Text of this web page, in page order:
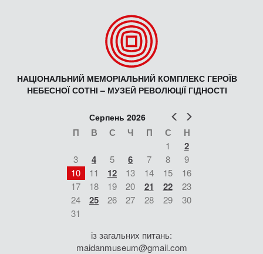
НАЦІОНАЛЬНИЙ МЕМОРІАЛЬНИЙ КОМПЛЕКС ГЕРОЇВ
НЕБЕСНОЇ СОТНІ – МУЗЕЙ РЕВОЛЮЦІЇ ГІДНОСТІ
Попер
Серпень 2026
П В С Ч П С Н
1 2
3 4 5 6 7 8
9
10
11 12 13 14 15
16
17
18 19 20 21 22
23
24
25 26 27 28 29
30
31
із загальних питань:
maidanmuseum@gmail.com